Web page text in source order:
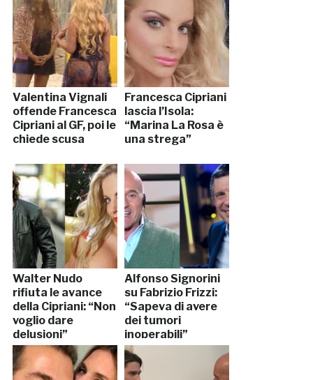
Valentina Vignali
offende Francesca
Cipriani al GF, poi le
chiede scusa
Francesca Cipriani
lascia l’Isola:
“Marina La Rosa è
una strega”
Walter Nudo
rifiuta le avance
della Cipriani: “Non
voglio dare
delusioni”
Alfonso Signorini
su Fabrizio Frizzi:
“Sapeva di avere
dei tumori
inoperabili”